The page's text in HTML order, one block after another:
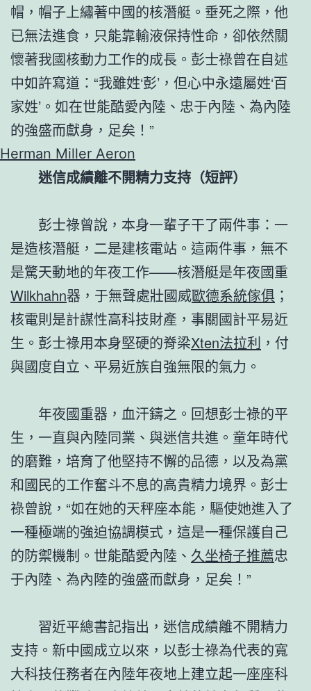
帽，帽子上繡著中國的核潛艇。垂死之際，他
已無法進食，只能靠輸液保持性命，卻依然關
懷著我國核動力工作的成長。彭士祿曾在自述
中如許寫道：“我雖姓‘彭’，但心中永遠屬姓‘百
家姓’。如在世能酷愛內陸、忠于內陸、為內陸
的強盛而獻身，足矣！”
Herman Miller Aeron
迷信成績離不開精力支持（短評）
彭士祿曾說，本身一輩子干了兩件事：一
是造核潛艇，二是建核電站。這兩件事，無不
是驚天動地的年夜工作——核潛艇是年夜國重
Wilkhahn器，于無聲處壯國威歐德系統傢俱 ；
核電則是計謀性高科技財產，事關國計平易近
生。彭士祿用本身堅硬的脊梁Xten法拉利 ，付
與國度自立、平易近族自強無限的氣力。
年夜國重器，血汗鑄之。回想彭士祿的平
生，一直與內陸同業、與迷信共進。童年時代
的磨難，培育了他堅持不懈的品德，以及為黨
和國民的工作奮斗不息的高貴精力境界。彭士
祿曾說，“如在她的天秤座本能，驅使她進入了
一種極端的強迫協調模式，這是一種保護自己
的防禦機制。世能酷愛內陸、 久坐椅子推薦忠
于內陸、為內陸的強盛而獻身，足矣！”
習近平總書記指出，迷信成績離不開精力
支持。新中國成立以來，以彭士祿為代表的寬
大科技任務者在內陸年夜地上建立起一座座科